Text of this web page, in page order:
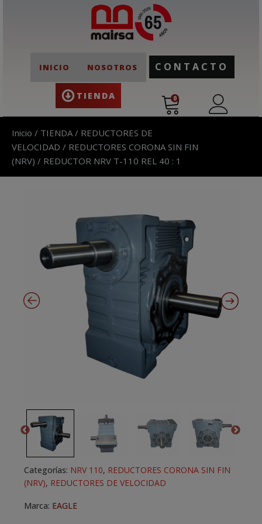
INICIO NOSOTROS
TIENDA
CONTACTO
0
Inicio / TIENDA / REDUCTORES DE
VELOCIDAD / REDUCTORES CORONA SIN FIN
(NRV) / REDUCTOR NRV T-110 REL 40 : 1
Categorías: NRV 110, REDUCTORES CORONA SIN FIN
(NRV), REDUCTORES DE VELOCIDAD
Marca: EAGLE